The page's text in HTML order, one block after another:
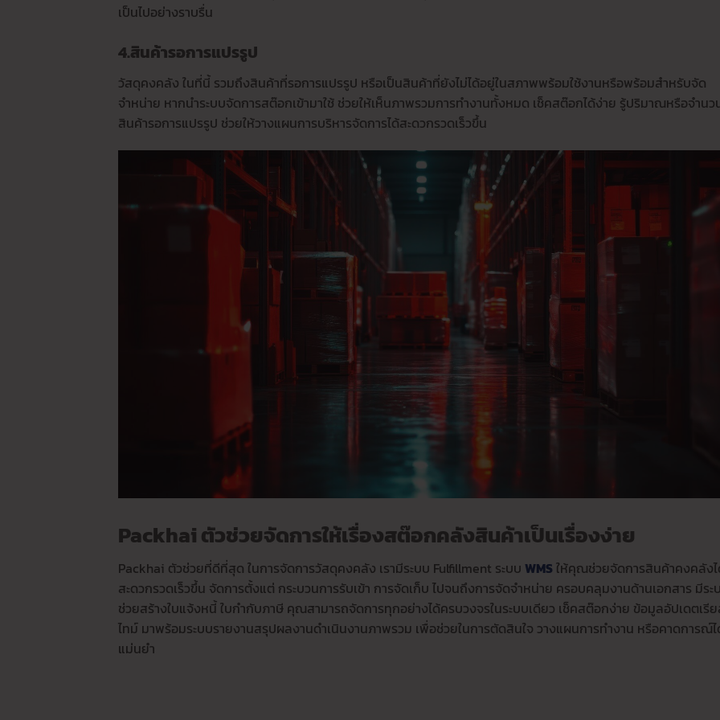
เป็นไปอย่างราบรื่น
4.สินค้ารอการแปรรูป
วัสดุคงคลัง ในที่นี้ รวมถึงสินค้าที่รอการแปรรูป หรือเป็นสินค้าที่ยังไม่ได้อยู่ในสภาพพร้อมใช้งานหรือพร้อมสำหรับจัด
จำหน่าย หากนำระบบจัดการสต๊อกเข้ามาใช้ ช่วยให้เห็นภาพรวมการทำงานทั้งหมด เช็คสต๊อกได้ง่าย รู้ปริมาณหรือจำนว
สินค้ารอการแปรรูป ช่วยให้วางแผนการบริหารจัดการได้สะดวกรวดเร็วขึ้น
Packhai ตัวช่วยจัดการให้เรื่องสต๊อกคลังสินค้าเป็นเรื่องง่าย
Packhai ตัวช่วยที่ดีที่สุด ในการจัดการวัสดุคงคลัง เรามีระบบ Fulfillment ระบบ WMS ให้คุณช่วยจัดการสินค้าคงคลัง
สะดวกรวดเร็วขึ้น จัดการตั้งแต่ กระบวนการรับเข้า การจัดเก็บ ไปจนถึงการจัดจำหน่าย ครอบคลุมงานด้านเอกสาร มีระ
ช่วยสร้างใบแจ้งหนี้ ใบกำกับภาษี คุณสามารถจัดการทุกอย่างได้ครบวงจรในระบบเดียว เช็คสต๊อกง่าย ข้อมูลอัปเดตเรี
ไทม์ มาพร้อมระบบรายงานสรุปผลงานดำเนินงานภาพรวม เพื่อช่วยในการตัดสินใจ วางแผนการทำงาน หรือคาดการณ์
แม่นยำ